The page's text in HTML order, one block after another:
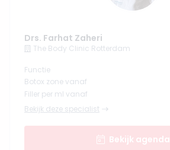
Drs. Farhat Zaheri
The Body Clinic Rotterdam
Functie
Botox zone vanaf
Filler per ml vanaf
Bekijk deze specialist
Bekijk agenda